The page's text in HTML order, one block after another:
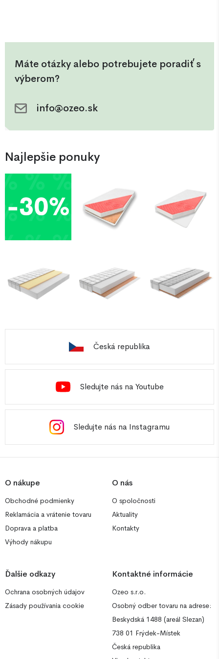
Máte otázky alebo potrebujete poradiť s
výberom?
info@ozeo.sk
Najlepšie ponuky
Česká republika
Sledujte nás na Youtube
Sledujte nás na Instagramu
O nákupe
Obchodné podmienky
Reklamácia a vrátenie tovaru
Doprava a platba
Výhody nákupu
O nás
O spoločnosti
Aktuality
Kontakty
Ďalšie odkazy
Ochrana osobných údajov
Zásady používania cookie
Kontaktné informácie
Ozeo s.r.o.
Osobný odber tovaru na adrese:
Beskydská 1488 (areál Slezan)
738 01 Frýdek-Místek
Česká republika